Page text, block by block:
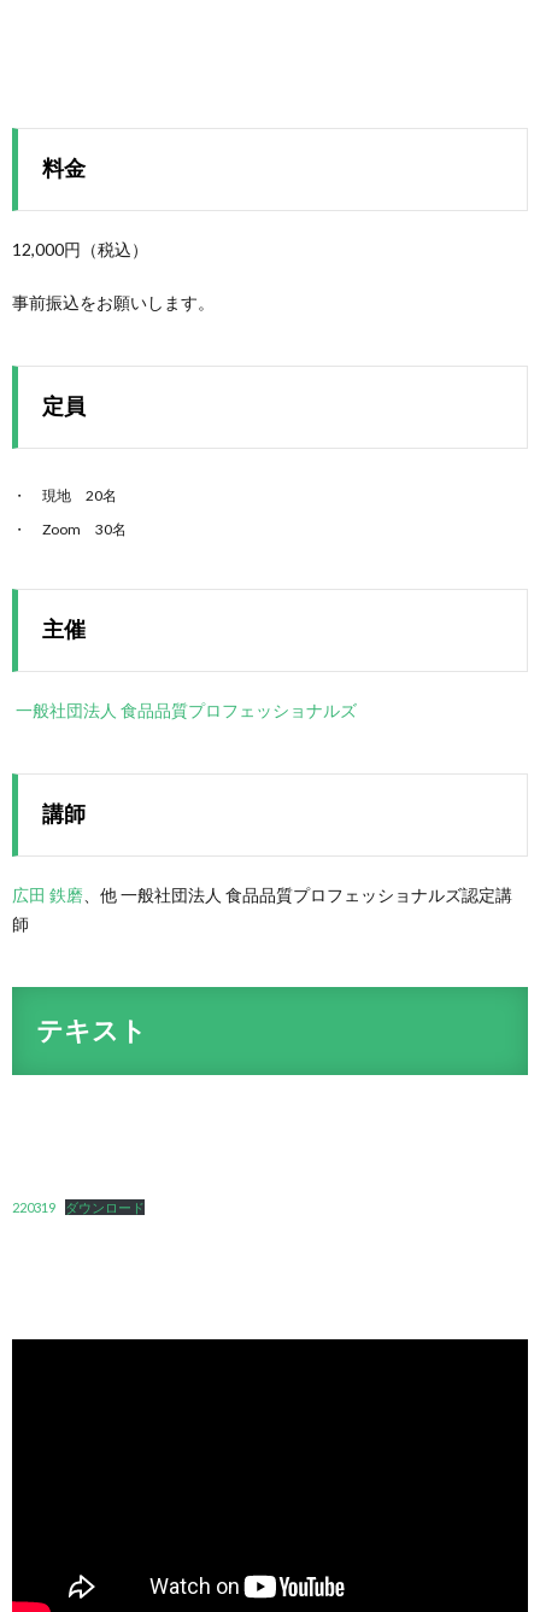
料金
12,000円（税込）
事前振込をお願いします。
定員
現地 20名
Zoom 30名
主催
一般社団法人 食品品質プロフェッショナルズ
講師
広田 鉄磨 、他 一般社団法人 食品品質プロフェッショナルズ認定講
師
テキスト
220319 ダウンロード